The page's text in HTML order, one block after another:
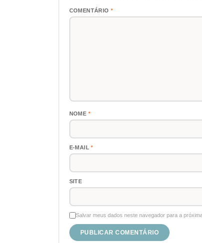
COMENTÁRIO *
NOME *
E-MAIL*
SITE
Salvar meus dados neste navegador para a